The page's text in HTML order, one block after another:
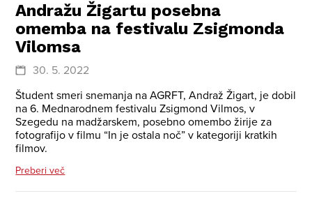
Andražu Žigartu posebna
omemba na festivalu Zsigmonda
Vilomsa
30. 5. 2022
Študent smeri snemanja na AGRFT, Andraž Žigart, je dobil
na 6. Mednarodnem festivalu Zsigmond Vilmos, v
Szegedu na madžarskem, posebno omembo žirije za
fotografijo v filmu “In je ostala noč” v kategoriji kratkih
filmov.
Preberi več